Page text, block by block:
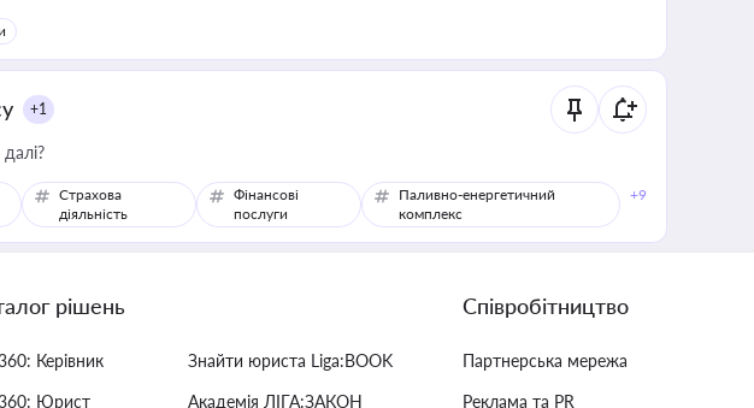
+1
Страхова
діяльність
Фінансові
послуги
Паливно-енергетичний
комплекс
+9
рішень
Керівник
Юрист
Знайти юриста Liga:BOOK
Академія ЛІГА:ЗАКОН
Співробітництво
Партнерська мережа
Реклама та PR